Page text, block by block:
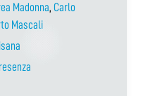
Madonna, Carlo
Mascali